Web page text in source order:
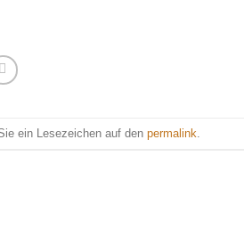
ein Lesezeichen auf den permalink